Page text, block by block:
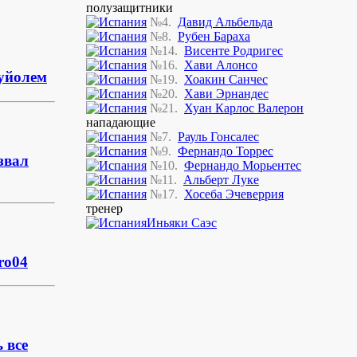
полузащитники
№4. Давид Альбельда
№8. Рубен Бараха
№14. Висенте Родригес
№16. Хави Алонсо
№19. Хоакин Санчес
№20. Хави Эрнандес
№21. Хуан Карлос Валерон
нападающие
№7. Рауль Гонсалес
№9. Фернандо Торрес
№10. Фернандо Морьентес
№11. Альберт Луке
№17. Хосеба Эчеверрия
тренер
Иньяки Саэс